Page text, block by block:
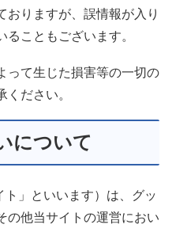
おりますが、誤情報が入り
こともございます。
って生じた損害等の一切の
ださい。
について
」といいます）は、グッ
の他当サイトの運営におい